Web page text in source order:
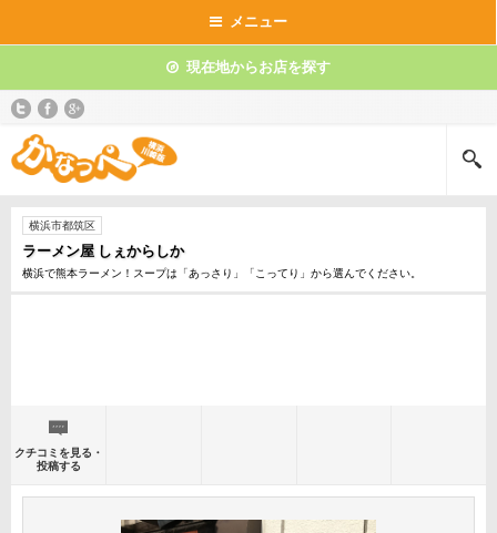
メニュー
現在地からお店を探す
横浜市都筑区
ラーメン屋 しぇからしか
横浜で熊本ラーメン！スープは「あっさり」「こってり」から選んでください。
クチコミを見る・
投稿する